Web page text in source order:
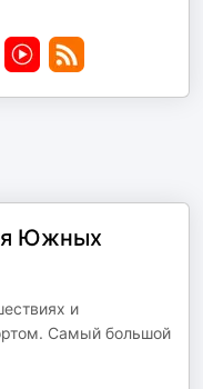
Южных
и
Самый большой